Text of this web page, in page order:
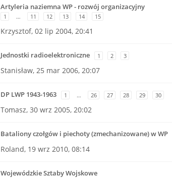
Artyleria naziemna WP - rozwój organizacyjny
1 … 11 12 13 14 15
Krzysztof, 02 lip 2004, 20:41
Jednostki radioelektroniczne 1 2 3
Stanisław, 25 mar 2006, 20:07
DP LWP 1943-1963 1 … 26 27 28 29 30
Tomasz, 30 wrz 2005, 20:02
Bataliony czołgów i piechoty (zmechanizowane) w WP
Roland, 19 wrz 2010, 08:14
Wojewódzkie Sztaby Wojskowe